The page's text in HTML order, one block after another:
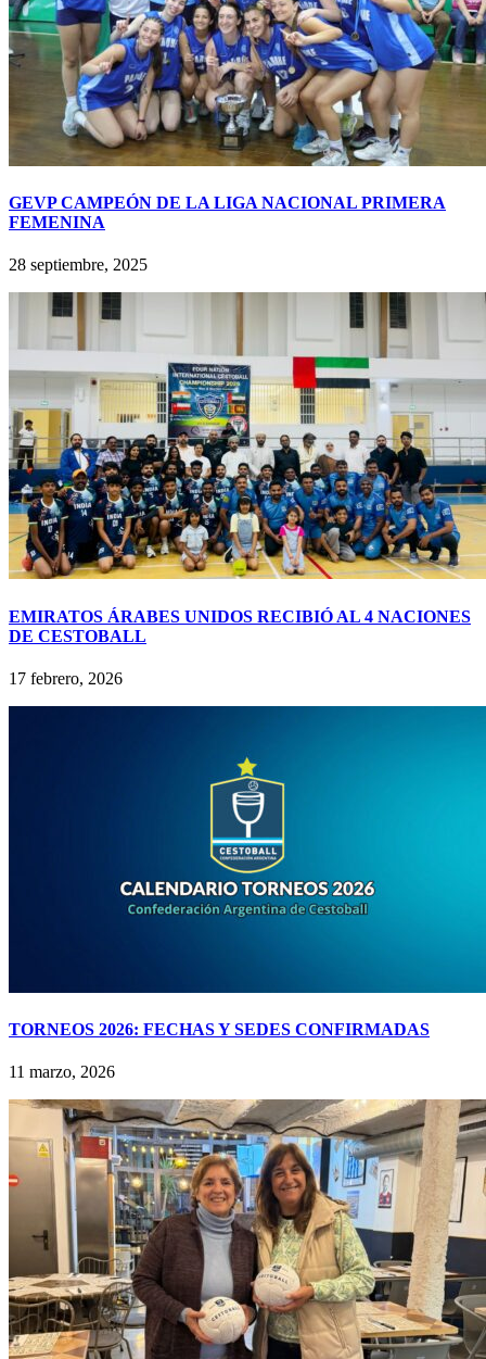
GEVP CAMPEÓN DE LA LIGA NACIONAL PRIMERA
FEMENINA
28 septiembre, 2025
EMIRATOS ÁRABES UNIDOS RECIBIÓ AL 4 NACIONES
DE CESTOBALL
17 febrero, 2026
TORNEOS 2026: FECHAS Y SEDES CONFIRMADAS
11 marzo, 2026